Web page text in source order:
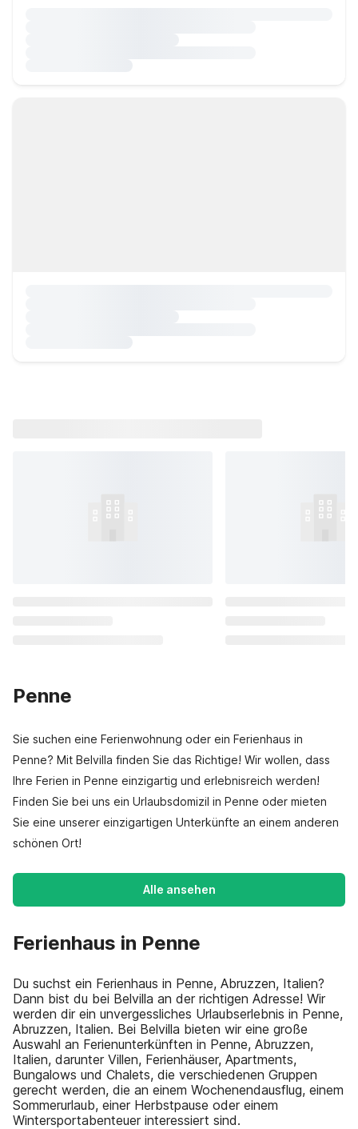
Penne
Sie suchen eine Ferienwohnung oder ein Ferienhaus in
Penne? Mit Belvilla finden Sie das Richtige! Wir wollen, dass
Ihre Ferien in Penne einzigartig und erlebnisreich werden!
Finden Sie bei uns ein Urlaubsdomizil in Penne oder mieten
Sie eine unserer einzigartigen Unterkünfte an einem anderen
schönen Ort!
Alle ansehen
Ferienhaus in Penne
Du suchst ein Ferienhaus in Penne, Abruzzen, Italien?
Dann bist du bei Belvilla an der richtigen Adresse! Wir
werden dir ein unvergessliches Urlaubserlebnis in Penne,
Abruzzen, Italien. Bei Belvilla bieten wir eine große
Auswahl an Ferienunterkünften in Penne, Abruzzen,
Italien, darunter Villen, Ferienhäuser, Apartments,
Bungalows und Chalets, die verschiedenen Gruppen
gerecht werden, die an einem Wochenendausflug, einem
Sommerurlaub, einer Herbstpause oder einem
Wintersportabenteuer interessiert sind.